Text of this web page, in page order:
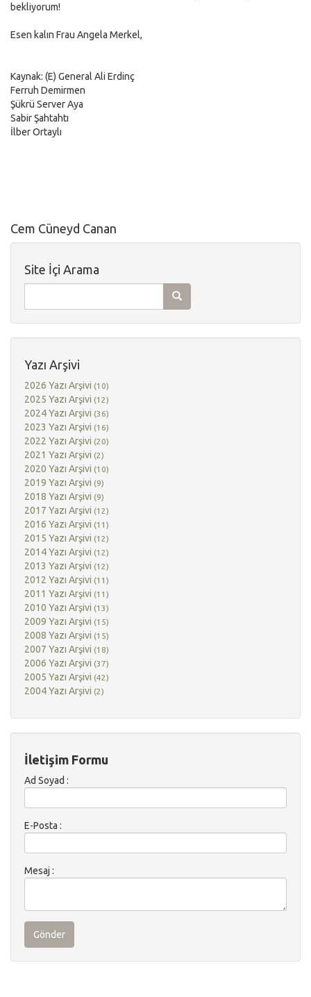
bekliyorum!
Esen kalın Frau Angela Merkel,
Kaynak: (E) General Ali Erdinç
Ferruh Demirmen
Şükrü Server Aya
Sabir Şahtahtı
İlber Ortaylı
Cem Cüneyd Canan
Site İçi Arama
Yazı Arşivi
2026 Yazı Arşivi (10)
2025 Yazı Arşivi (12)
2024 Yazı Arşivi (36)
2023 Yazı Arşivi (16)
2022 Yazı Arşivi (20)
2021 Yazı Arşivi (2)
2020 Yazı Arşivi (10)
2019 Yazı Arşivi (9)
2018 Yazı Arşivi (9)
2017 Yazı Arşivi (12)
2016 Yazı Arşivi (11)
2015 Yazı Arşivi (12)
2014 Yazı Arşivi (12)
2013 Yazı Arşivi (12)
2012 Yazı Arşivi (11)
2011 Yazı Arşivi (11)
2010 Yazı Arşivi (13)
2009 Yazı Arşivi (15)
2008 Yazı Arşivi (15)
2007 Yazı Arşivi (18)
2006 Yazı Arşivi (37)
2005 Yazı Arşivi (42)
2004 Yazı Arşivi (2)
İletişim Formu
Ad Soyad :
E-Posta :
Mesaj :
Gönder